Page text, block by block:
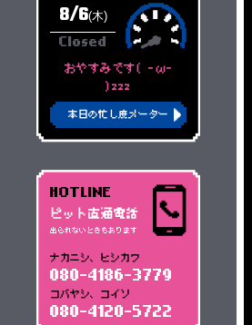
8/6(木)
Closed
おやすみです( -ω-
)zzz
本日の忙し度メーター
HOTLINE
ピット直通電話
出られないときもあります
ナカニシ、ヒシカワ
080-4186-3779
コバヤシ、コイソ
080-4120-5722